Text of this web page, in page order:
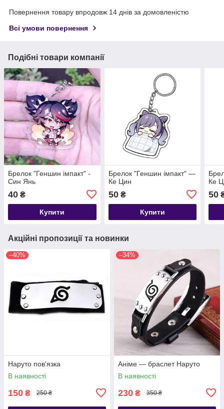
Повернення товару впродовж 14 днів за домовленістю
Всі умови повернення
Подібні товари компанії
Брелок "Геншин імпакт" -
Син Янь
40 ₴
Купити
Брелок "Геншин імпакт" —
Ке Цин
50₴
Купити
Ке
50
Акційні пропозиції та новинки
–40%
Наруто пов'язка
В наявності
150 ₴ 250 ₴
–34%
Аніме — браслет Наруто
В наявності
230 ₴ 350 ₴